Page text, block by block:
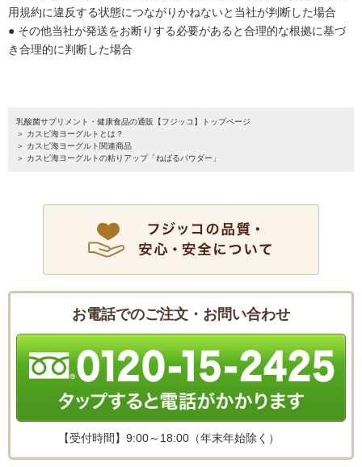
用規約に違反する状態につながりかねないと当社が判断した場合
● その他当社が発送をお断りする必要があると合理的な根拠に基づ
き合理的に判断した場合
乳酸菌サプリメント・健康食品の通販【フジッコ】トップページ
カスピ海ヨーグルトとは？
カスピ海ヨーグルト関連商品
カスピ海ヨーグルトの粘りアップ「ねばるパウダー」
お電話でのご注文・お問い合わせ
【受付時間】 9:00～18:00（年末年始除く）